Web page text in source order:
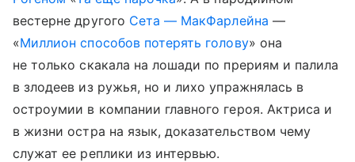
вестерне другого Сета — МакФарлейна —
«Миллион способов потерять голову» она
не только скакала на лошади по прериям и палила
в злодеев из ружья, но и лихо упражнялась в
остроумии в компании главного героя. Актриса и
в жизни остра на язык, доказательством чему
служат ее реплики из интервью.